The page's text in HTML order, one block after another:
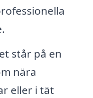
står på en
nära
eller i tät